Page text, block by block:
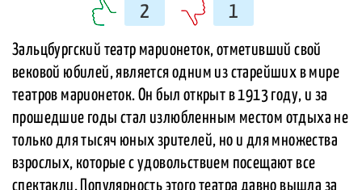
2 1
Зальцбургский театр марионеток, отметивший свой
вековой юбилей, является одним из старейших в мире
театров марионеток. Он был открыт в 1913 году, и за
прошедшие годы стал излюбленным местом отдыха не
только для тысяч юных зрителей, но и для множества
взрослых, которые с удовольствием посещают все
спектакли. Популярность этого театра давно вышла за